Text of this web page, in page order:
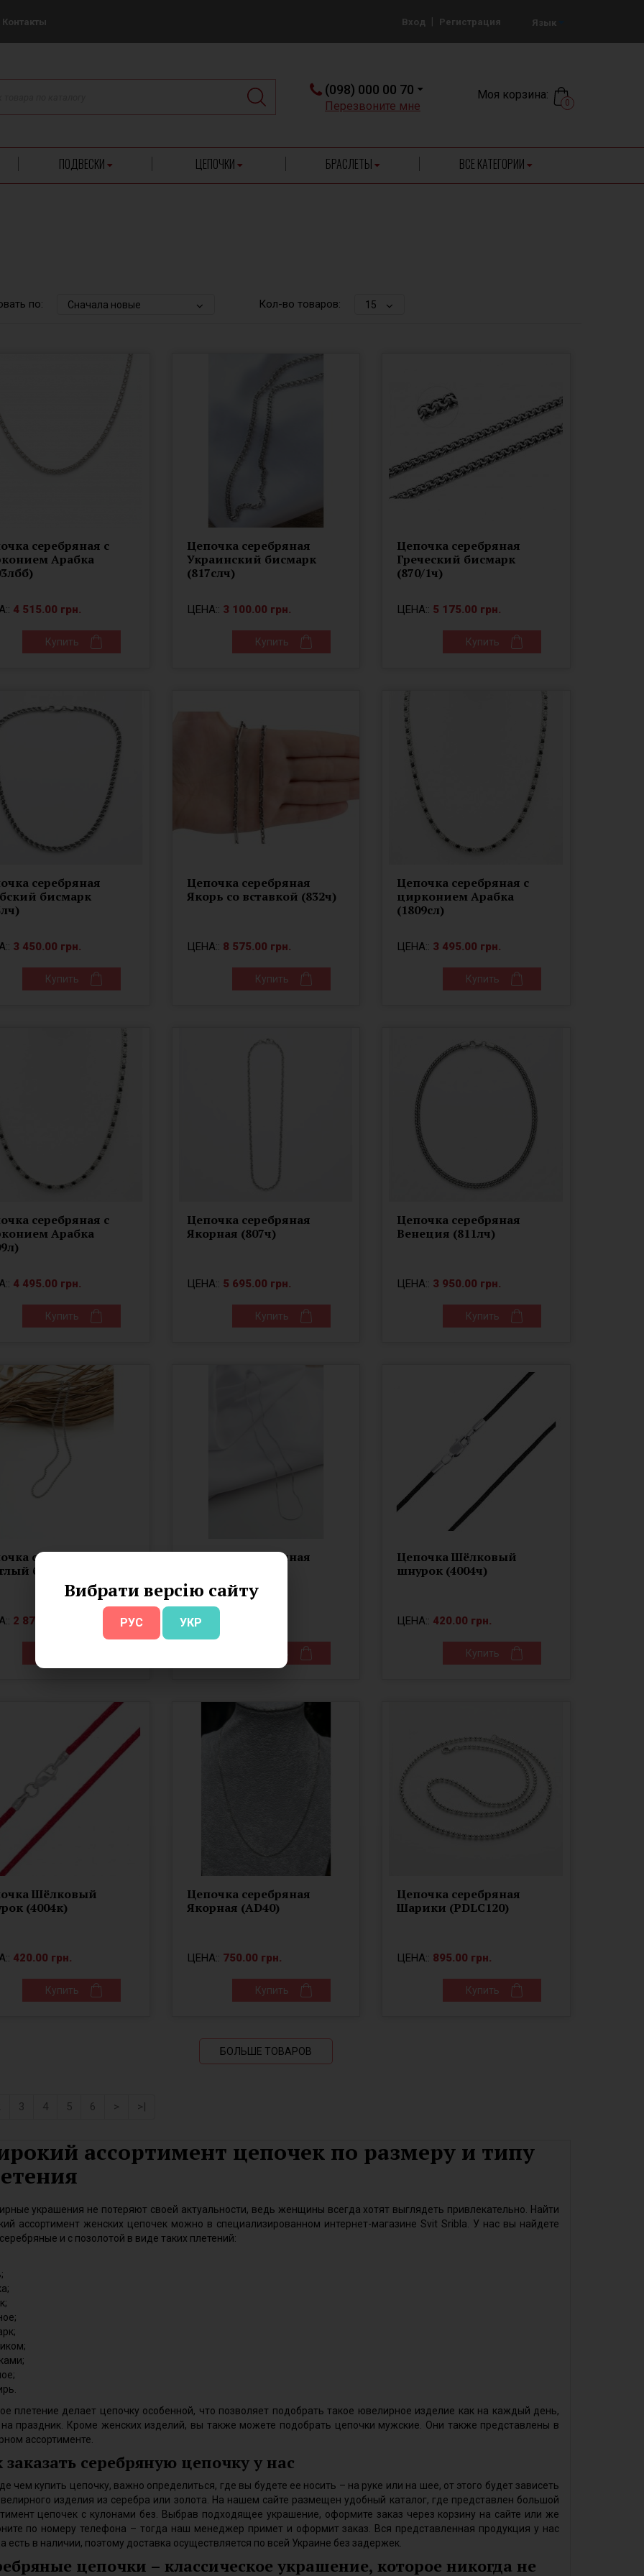
Контакты Вход Регистрация Язык
(098) 000 00 70
Перезвоните мне
Моя корзина:
0
ПОДВЕСКИ ЦЕПОЧКИ БРАСЛЕТЫ ВСЕ КАТЕГОРИИ
Вибрати версію сайту
РУС УКР
по: Сначала новые Кол-во товаров: 15
серебряная с
Арабка
4 515.00 грн.
Купить
Цепочка серебряная
Украинский бисмарк
(817слч)
ЦЕНА:: 3 100.00 грн.
Купить
Цепочка серебряная
Греческий бисмарк
(870/1ч)
ЦЕНА:: 5 175.00 грн.
Купить
серебряная
бисмарк
3 450.00 грн.
Купить
Цепочка серебряная
Якорь со вставкой (832ч)
ЦЕНА:: 8 575.00 грн.
Купить
Цепочка серебряная с
цирконием Арабка
(1809сл)
ЦЕНА:: 3 495.00 грн.
Купить
серебряная с
Арабка
4 495.00 грн.
Купить
Цепочка серебряная
Якорная (807ч)
ЦЕНА:: 5 695.00 грн.
Купить
Цепочка серебряная
Венеция (811лч)
ЦЕНА:: 3 950.00 грн.
Купить
серебряная
бисмарк (801лч)
2 870.00 грн.
Цепочка серебряная
ЦЕНА::
Купить
Цепочка Шёлковый
шнурок (4004ч)
ЦЕНА:: 420.00 грн.
Купить
Шёлковый
(4004к)
420.00 грн.
Купить
Цепочка серебряная
Якорная (AD40)
ЦЕНА:: 750.00 грн.
Купить
Цепочка серебряная
Шарики (PDLC120)
ЦЕНА:: 895.00 грн.
Купить
БОЛЬШЕ ТОВАРОВ
3 4 5 6 > >|
ассортимент цепочек по размеру и типу
украшения не потеряют своей актуальности, ведь женщины всегда хотят выглядеть привлекательно. Найти
ассортимент женских цепочек можно в специализированном интернет-магазине Svit Sribla. У нас вы найдете
и с позолотой в виде таких плетений:
плетение делает цепочку особенной, что позволяет подобрать такое ювелирное изделие как на каждый день,
на праздник. Кроме женских изделий, вы также можете подобрать цепочки мужские. Они также представлены в
ассортименте.
заказать серебряную цепочку у нас
чем купить цепочку, важно определиться, где вы будете ее носить – на руке или на шее, от этого будет зависеть
изделия из серебра или золота. На нашем сайте размещен удобный каталог, где представлен большой
цепочек с кулонами без. Выбрав подходящее украшение, оформите заказ через корзину на сайте или же
по номеру телефона – тогда наш менеджер примет и оформит заказ. Вся представленная продукция у нас
есть в наличии, поэтому доставка осуществляется по всей Украине без задержек.
цепочки – классическое украшение, которое никогда не